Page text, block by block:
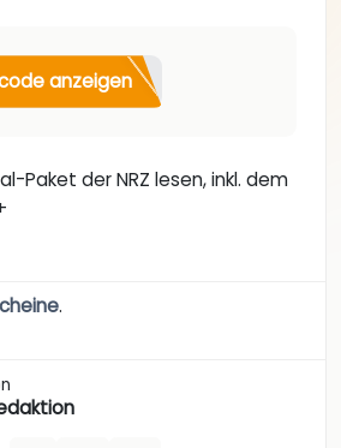
anzeigen
Paket der NRZ lesen, inkl. dem
.